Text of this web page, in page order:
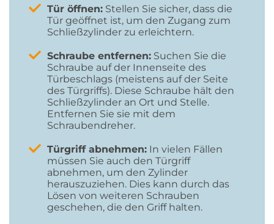
Tür öffnen: Stellen Sie sicher, dass die
Tür geöffnet ist, um den Zugang zum
Schließzylinder zu erleichtern.
Schraube entfernen: Suchen Sie die
Schraube auf der Innenseite des
Türbeschlags (meistens auf der Seite
des Türgriffs). Diese Schraube hält den
Schließzylinder an Ort und Stelle.
Entfernen Sie sie mit dem
Schraubendreher.
Türgriff abnehmen: In vielen Fällen
müssen Sie auch den Türgriff
abnehmen, um den Zylinder
herauszuziehen. Dies kann durch das
Lösen von weiteren Schrauben
geschehen, die den Griff halten.